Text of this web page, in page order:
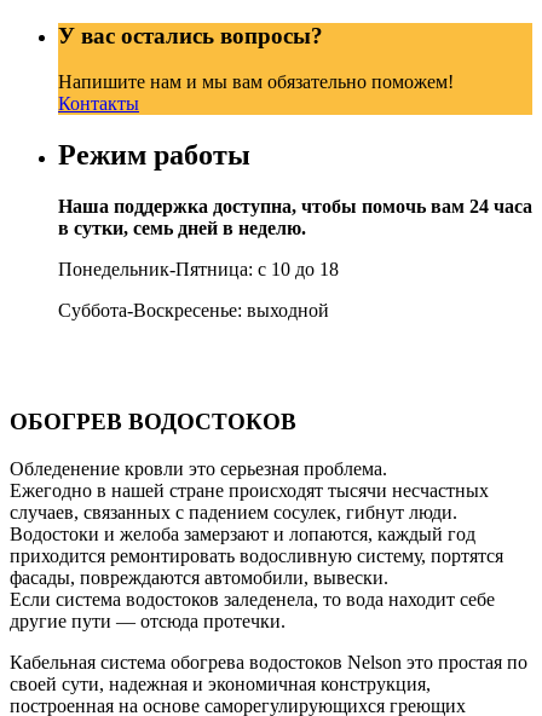
У вас остались вопросы?
Напишите нам и мы вам обязательно поможем!
Контакты
Режим работы
Наша поддержка доступна, чтобы помочь вам 24 часа
в сутки, семь дней в неделю.
Понедельник-Пятница: с 10 до 18
Суббота-Воскресенье: выходной
ОБОГРЕВ ВОДОСТОКОВ
Обледенение кровли это серьезная проблема.
Ежегодно в нашей стране происходят тысячи несчастных
случаев, связанных с падением сосулек, гибнут люди.
Водостоки и желоба замерзают и лопаются, каждый год
приходится ремонтировать водосливную систему, портятся
фасады, повреждаются автомобили, вывески.
Если система водостоков заледенела, то вода находит себе
другие пути — отсюда протечки.
Кабельная система обогрева водостоков Nelson это простая по
своей сути, надежная и экономичная конструкция,
построенная на основе саморегулирующихся греющих